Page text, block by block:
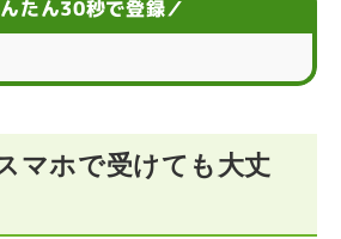
受ける際のポイント
分からない…困ったらエージェント
たん30秒で登録／
マホで受けても大丈